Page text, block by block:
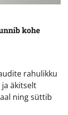
kohe
rahulikku
äkitselt
ning süttib